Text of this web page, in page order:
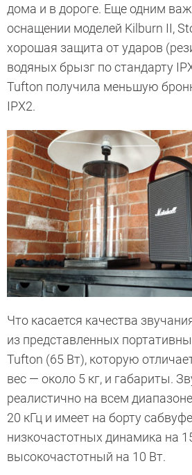
дома и в дороге. Еще одним
оснащении моделей Kilburn II,
хорошая защита от ударов
водяных брызг по стандарту
Tufton получила меньшую
IPX2.
Что касается качества
из представленных
Tufton (65 Вт), которую
вес — около 5 кг, и габариты.
реалистично на всем
20 кГц и имеет на борту
низкочастотных динамика на
высокочастотный на 10 Вт.